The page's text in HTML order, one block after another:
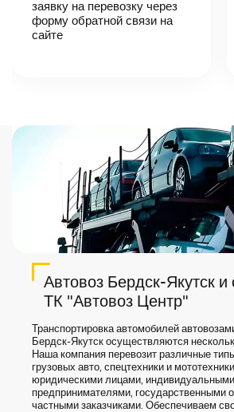
вами,
согласует
детали
автоперевозки,
заявку на перевозку через
форму обратной связи на
сайте
Автовоз Бердск-Якутск и
ТК "Автовоз Центр"
Транспортировка автомобилей
Бердск-Якутск осуществляются
Наша компания перевозит различные
грузовых авто, спецтехники и
юридическими лицами, индивидуальными
предпринимателями, государственными
частными заказчиками. Обеспечиваем